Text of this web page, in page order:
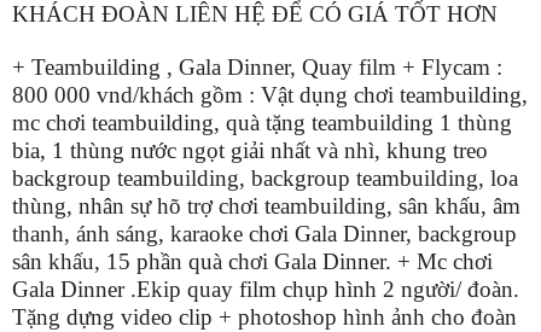
KHÁCH ĐOÀN LIÊN HỆ ĐỂ CÓ GIÁ TỐT HƠN
+ Teambuilding , Gala Dinner, Quay film + Flycam :
800 000 vnd/khách gồm : Vật dụng chơi teambuilding,
mc chơi teambuilding, quà tặng teambuilding 1 thùng
bia, 1 thùng nước ngọt giải nhất và nhì, khung treo
backgroup teambuilding, backgroup teambuilding, loa
thùng, nhân sự hõ trợ chơi teambuilding, sân khấu, âm
thanh, ánh sáng, karaoke chơi Gala Dinner, backgroup
sân khấu, 15 phần quà chơi Gala Dinner. + Mc chơi
Gala Dinner .Ekip quay film chụp hình 2 người/ đoàn.
Tặng dựng video clip + photoshop hình ảnh cho đoàn